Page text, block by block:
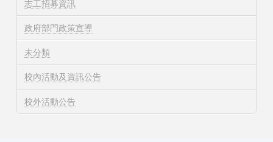
志工招募資訊
政府部門政策宣導
未分類
校內活動及資訊公告
校外活動公告